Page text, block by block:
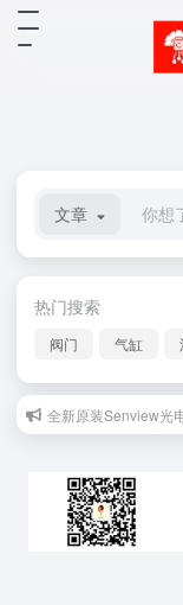
文章
热门搜索
阀门 气缸
全新原装Senview光